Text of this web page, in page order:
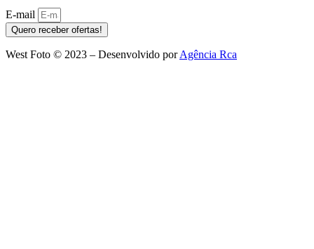
E-mail
Quero receber ofertas!
West Foto © 2023 – Desenvolvido porAgência Rca